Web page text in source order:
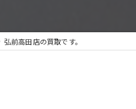
弘前高田店の買取です。